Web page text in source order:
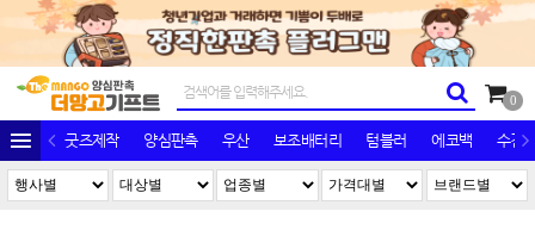
0
굿즈제작 양심판촉 우산 보조배터리 텀블러 에코백 수건/